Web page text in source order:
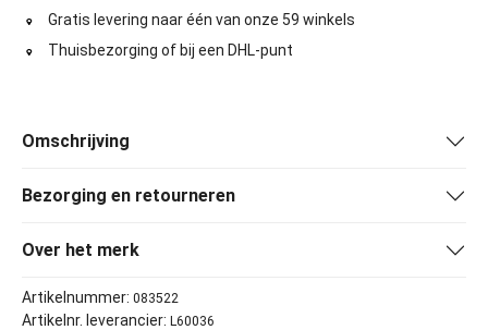
Gratis levering naar één van onze 59 winkels
Thuisbezorging of bij een DHL-punt
Omschrijving
Bezorging en retourneren
Over het merk
Artikelnummer: 083522
Artikelnr. leverancier: L60036